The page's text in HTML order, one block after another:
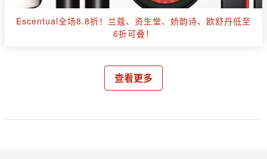
Escentual全场8.8折！兰蔻、资生堂、娇韵诗、欧舒丹低至
6折可叠！
查看更多